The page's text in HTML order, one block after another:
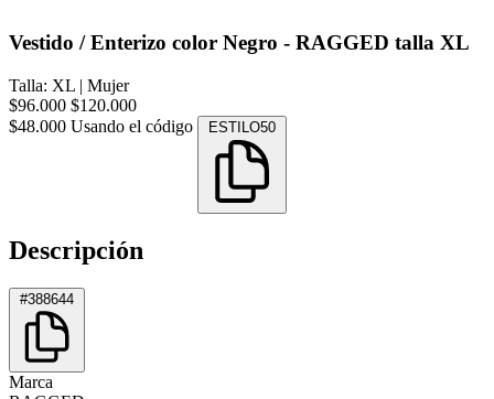
Vestido / Enterizo color Negro - RAGGED talla XL
Talla: XL | Mujer
$96.000 $120.000
$48.000 Usando el código ESTILO50
Descripción
#388644
Marca